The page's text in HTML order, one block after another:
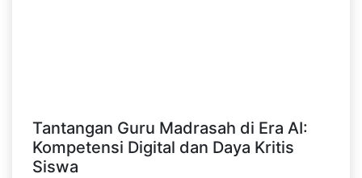
Tantangan Guru Madrasah di Era AI:
Kompetensi Digital dan Daya Kritis
Siswa